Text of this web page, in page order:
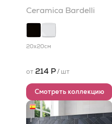
Ceramica Bardelli
20x20см
от 214 Р/ шт
Смотреть коллекцию